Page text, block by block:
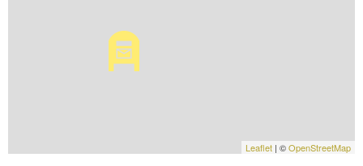
Leaflet | ©OpenStreetMap